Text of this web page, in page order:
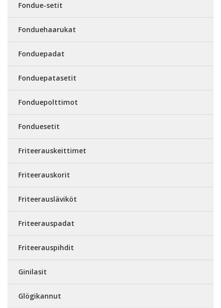
Fondue-setit
Fonduehaarukat
Fonduepadat
Fonduepatasetit
Fonduepolttimot
Fonduesetit
Friteerauskeittimet
Friteerauskorit
Friteerausläviköt
Friteerauspadat
Friteerauspihdit
Ginilasit
Glögikannut